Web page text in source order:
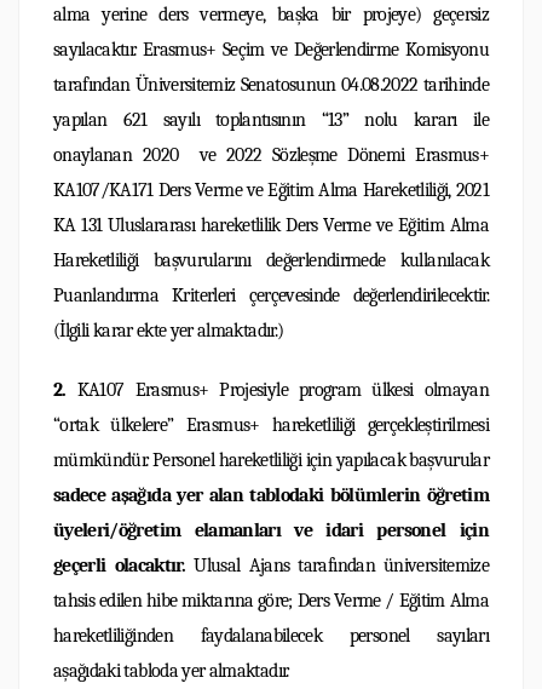
alma yerine ders vermeye, başka bir projeye) geçersiz
sayılacaktır. Erasmus+ Seçim ve Değerlendirme Komisyonu
tarafından Üniversitemiz Senatosunun 04.08.2022 tarihinde
yapılan 621 sayılı toplantısının “13” nolu kararı ile
onaylanan 2020 ve 2022 Sözleşme Dönemi Erasmus+
KA107/KA171 Ders Verme ve Eğitim Alma Hareketliliği, 2021
KA 131 Uluslararası hareketlilik Ders Verme ve Eğitim Alma
Hareketliliği başvurularını değerlendirmede kullanılacak
Puanlandırma Kriterleri çerçevesinde değerlendirilecektir.
(İlgili karar ekte yer almaktadır.)
2. KA107 Erasmus+ Projesiyle program ülkesi olmayan
“ortak ülkelere” Erasmus+ hareketliliği gerçekleştirilmesi
mümkündür. Personel hareketliliği için yapılacak başvurular
sadece aşağıda yer alan tablodaki bölümlerin öğretim
üyeleri/öğretim elamanları ve idari personel için
geçerli olacaktır. Ulusal Ajans tarafından üniversitemize
tahsis edilen hibe miktarına göre; Ders Verme / Eğitim Alma
hareketliliğinden faydalanabilecek personel sayıları
aşağıdaki tabloda yer almaktadır.